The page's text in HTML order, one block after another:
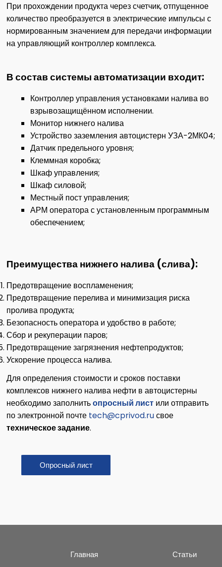
При прохождении продукта через счетчик, отпущенное
количество преобразуется в электрические импульсы с
нормированным значением для передачи информации
на управляющий контроллер комплекса.
В состав системы автоматизации входит:
Контроллер управления установками налива во
взрывозащищённом исполнении.
Монитор нижнего налива
Устройство заземления автоцистерн УЗА-2МК04;
Датчик предельного уровня;
Клеммная коробка;
Шкаф управления;
Шкаф силовой;
Местный пост управления;
АРМ оператора с установленным программным
обеспечением;
Преимущества нижнего налива (слива):
Предотвращение воспламенения;
Предотвращение перелива и минимизация риска
пролива продукта;
Безопасность оператора и удобство в работе;
Сбор и рекуперации паров;
Предотвращение загрязнения нефтепродуктов;
Ускорение процесса налива.
Для определения стоимости и сроков поставки
комплексов нижнего налива нефти в автоцистерны
необходимо заполнитьопросный лист или отправить
по электронной почте tech@cprivod.ruсвое
техническое задание.
Опросный лист
Главная
Статьи